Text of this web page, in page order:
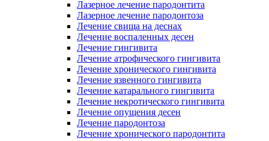
Лазерное лечение пародонтита
Лазерное лечение пародонтоза
Лечение свища на деснах
Лечение воспаленных десен
Лечение гингивита
Лечение атрофического гингивита
Лечение хронического гингивита
Лечение язвенного гингивита
Лечение катарального гингивита
Лечение некротического гингивита
Лечение опущения десен
Лечение пародонтоза
Лечение хронического пародонтита